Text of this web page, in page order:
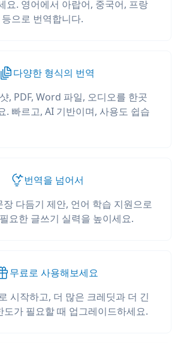
요. 영어에서 아랍어, 중국어, 프랑
으로 번역합니다.
다양한 형식의 번역
, PDF, Word 파일, 오디오를 한곳
. 빠르고, AI 기반이며, 사용도 쉽습
번역을 넘어서
다듬기 제안, 언어 학습 지원으로
요한 글쓰기 실력을 높이세요.
무료로 사용해보세요
시작하고, 더 많은 크레딧과 더 긴
도가 필요할 때 업그레이드하세요.